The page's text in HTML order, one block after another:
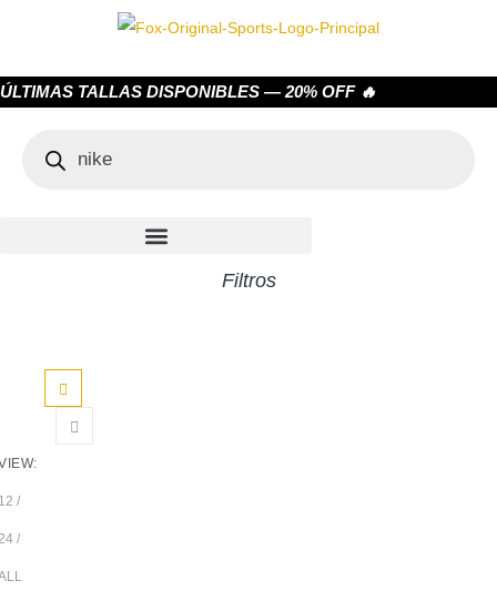
ÚLTIMAS TALLAS DISPONIBLES — 20% OFF 🔥
Filtros